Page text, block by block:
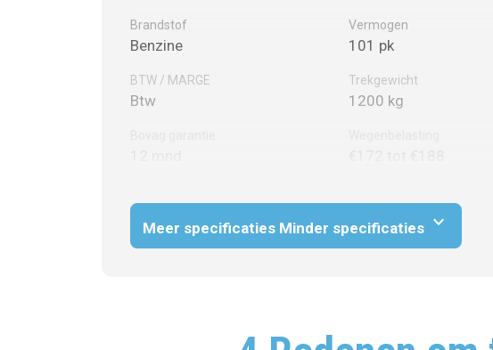
Brandstof
Benzine
Vermogen
101 pk
BTW / MARGE
Btw
Trekgewicht
1200 kg
Meer specificaties Minder specificaties expand_more